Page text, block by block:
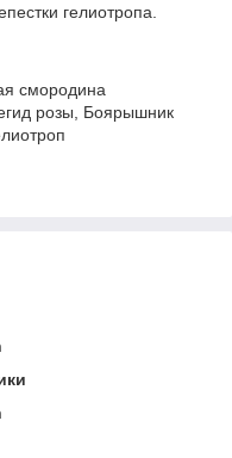
гелиотропа.
смородина
розы, Боярышник